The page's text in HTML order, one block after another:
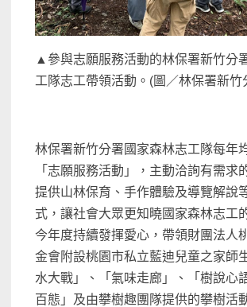
▲參與志願服務活動的林保署新竹分
工隊志工帶領活動。(圖／林保署新竹
林保署新竹分署國家森林志工隊每年
「志願服務活動」，主動洽詢有需求
提供山林保育、手作體驗及導覽解說
式，讓社會大眾更知曉國家森林志工
今年度持續發揮愛心，帶領財團法人
金會附設桃園市私立藍迪兒童之家師
水大戰」、「氣味走廊」、「樹說心
百態」及由攀樹趣團隊提供的攀樹活